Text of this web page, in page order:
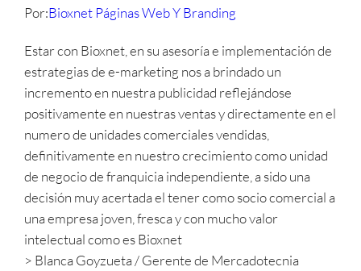
Por:Bioxnet Páginas Web Y Branding
Estar con Bioxnet, en su asesoría e implementación de
estrategias de e-marketing nos a brindado un
incremento en nuestra publicidad reflejándose
positivamente en nuestras ventas y directamente en el
numero de unidades comerciales vendidas,
definitivamente en nuestro crecimiento como unidad
de negocio de franquicia independiente, a sido una
decisión muy acertada el tener como socio comercial a
una empresa joven, fresca y con mucho valor
intelectual como es Bioxnet
> Blanca Goyzueta / Gerente de Mercadotecnia